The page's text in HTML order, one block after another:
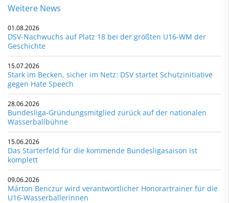
Weitere News
01.08.2026
DSV-Nachwuchs auf Platz 18 bei der größten U16-WM der
Geschichte
15.07.2026
Stark im Becken, sicher im Netz: DSV startet Schutzinitiative
gegen Hate Speech
28.06.2026
Bundesliga-Gründungsmitglied zurück auf der nationalen
Wasserballbühne
15.06.2026
Das Starterfeld für die kommende Bundesligasaison ist
komplett
09.06.2026
Márton Benczur wird verantwortlicher Honorartrainer für die
U16-Wasserballerinnen